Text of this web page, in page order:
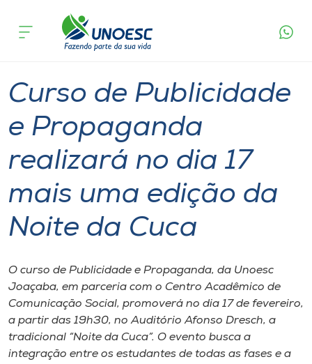
Cursos
Pesquisa
Atendimento ao Estudante
Portal de Ensino
Internacionalização
I.nova
acontece
Curso de Publicidade
e Propaganda
realizará no dia 17
mais uma edição da
Noite da Cuca
O curso de Publicidade e Propaganda, da Unoesc
Joaçaba, em parceria com o Centro Acadêmico de
Comunicação Social, promoverá no dia 17 de fevereiro,
a partir das 19h30, no Auditório Afonso Dresch, a
tradicional “Noite da Cuca”. O evento busca a
integração entre os estudantes de todas as fases e a